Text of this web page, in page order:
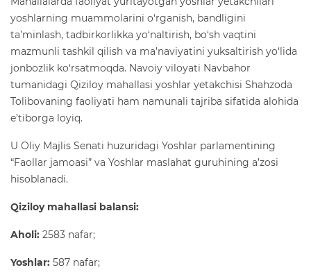
yoshlarning muammolarini o‘rganish, bandligini
ta’minlash, tadbirkorlikka yo‘naltirish, bo‘sh vaqtini
mazmunli tashkil qilish va ma’naviyatini yuksaltirish yo‘lida
jonbozlik ko‘rsatmoqda. Navoiy viloyati Navbahor
tumanidagi Qiziloy mahallasi yoshlar yetakchisi Shahzoda
Tolibovaning faoliyati ham namunali tajriba sifatida alohida
e’tiborga loyiq.
U Oliy Majlis Senati huzuridagi Yoshlar parlamentining
“Faollar jamoasi” va Yoshlar maslahat guruhining a’zosi
hisoblanadi.
Qiziloy mahallasi balansi:
Aholi: 2583 nafar;
Yoshlar: 587 nafar;